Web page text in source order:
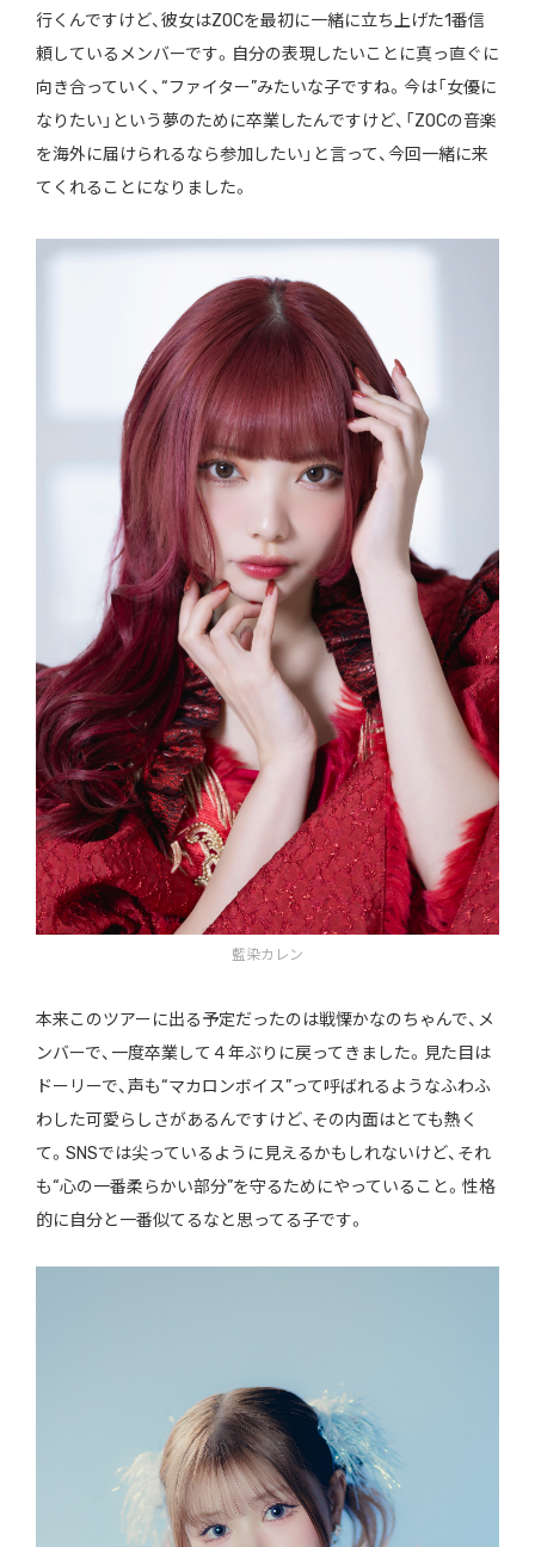
行くんですけど、彼女はZOCを最初に一緒に立ち上げた1番信
頼しているメンバーです。自分の表現したいことに真っ直ぐに
向き合っていく、“ファイター”みたいな子ですね。今は「女優に
なりたい」という夢のために卒業したんですけど、「ZOCの音楽
を海外に届けられるなら参加したい」と言って、今回一緒に来
てくれることになりました。
藍染カレン
本来このツアーに出る予定だったのは戦慄かなのちゃんで、メ
ンバーで、一度卒業して４年ぶりに戻ってきました。見た目は
ドーリーで、声も“マカロンボイス”って呼ばれるようなふわふ
わした可愛らしさがあるんですけど、その内面はとても熱く
て。SNSでは尖っているように見えるかもしれないけど、それ
も“心の一番柔らかい部分”を守るためにやっていること。性格
的に自分と一番似てるなと思ってる子です。